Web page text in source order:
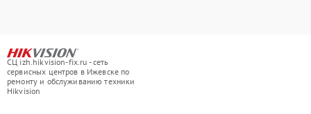
СЦ izh.hikvision-fix.ru - сеть
сервисных центров в Ижевске по
ремонту и обслуживанию техники
Hikvision